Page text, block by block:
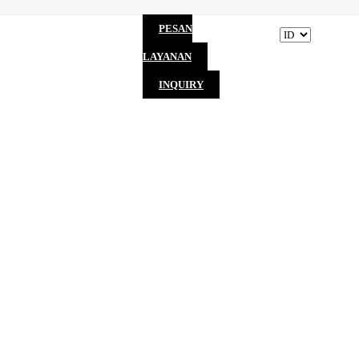
PESAN
LAYANAN
INQUIRY